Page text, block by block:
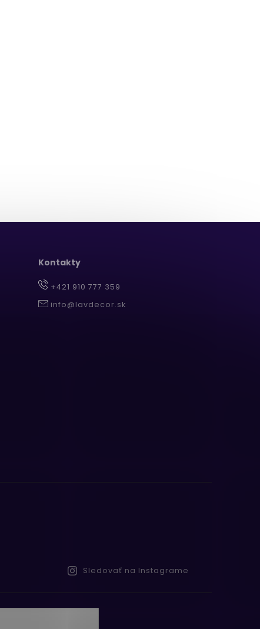
Kontakty
+421 910 777 359
info@lavdecor.sk
Sledovať na Instagrame